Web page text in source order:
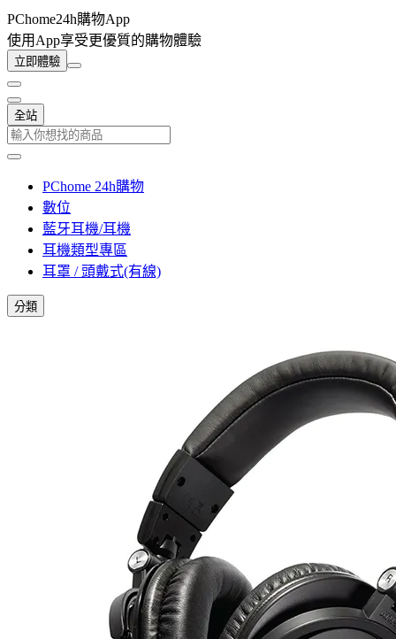
PChome24h購物App
使用App享受更優質的購物體驗
立即體驗
全站
PChome 24h購物
數位
藍牙耳機/耳機
耳機類型專區
耳罩 / 頭戴式(有線)
分類